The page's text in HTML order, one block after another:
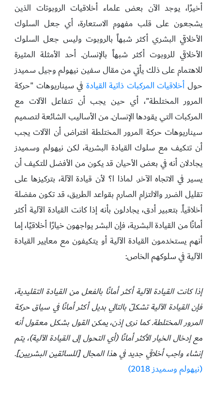
أخيرًا، يوجد الآن بعض علماء أخلاقيات الروبوتات الذين
يشجعون على قلب مفهوم الاستعارة، أي جعل السلوك
الأخلاقي البشري أكثر شبهاً بالروبوت وليس جعل السلوك
الأخلاقي للروبوت أكثر شبهاً بالإنسان. أحد الأمثلة المثيرة
للاهتمام على ذلك يأتي من مقال سفين نيهولم وجيل سميدز
حول أخلاقيات المركبات ذاتية القيادة في سيناريوهات "حركة
المرور المختلطة"، أي حين يجب أن تتفاعل الآلات مع
المركبات التي يقودها الإنسان. من الأساليب الشائعة لتصميم
سيناريوهات حركة المرور المختلطة افتراض أن الآلات يجب
أن تتكيف مع سلوك القيادة البشرية، لكن نيهولم وسميدز
يجادلان أنه في بعض الأحيان قد يكون من الأفضل للتكيف أن
يسير في الاتجاه الآخر. لماذا ا؟ لأن قيادة الآلة، بتركيزها على
تقليل الضرر والالتزام الصارم بقواعد الطريق، قد تكون مفضلة
أخلاقياً. بتعبير أدق، يجادلون بأنه إذا كانت القيادة الآلية أكثر
أمانًا من القيادة البشرية، فإن البشر يواجهون خيارًا أخلاقيًا، إما
أنهم يستخدمون القيادة الآلية أو يتكيفون مع معايير القيادة
الآلية في سلوكهم الخاص:
إذا كانت القيادة الآلية أكثر أمانًا بالفعل من القيادة التقليدية،
فإن القيادة الآلية تشكلّ بالتالي بديل أكثر أمانًا في سياق حركة
المرور المختلطة. كما نرى إذن، يمكن القول بشكل معقول أنه
مع إدخال الخيار الأكثر أمانًا (أي التحول إلى القيادة الآلية)، يتم
إنشاء واجب أخلاقي جديد في هذا المجال [للسائقين البشريين].
(نيهولم وسميدز 2018)